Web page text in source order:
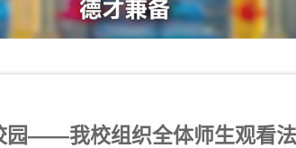
园——我校组织全体师生观看